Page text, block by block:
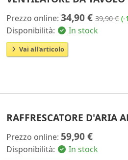
Prezzo online:34,90 € 39,90 € (-
Disponibilità: In stock
Vai all'articolo
RAFFRESCATORE D'ARIA
Prezzo online: 59,90 €
Disponibilità: In stock